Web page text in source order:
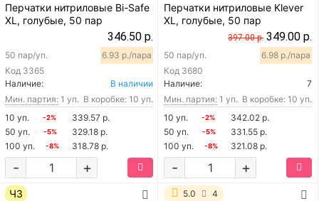
Перчатки нитриловые Bi-Safe
XL, голубые, 50 пар
346.50 р.
Код 3365
50 пар/уп. 6.93 р./пара
Наличие:
В наличии
Мин. партия: 1 уп. В коробке: 10 уп.
10 уп.
-2%
339.57 р.
50 уп.
-5%
329.18 р.
100 уп.
-8% 318.78 р.
+
-
Перчатки нитриловые Klever
XL, голубые, 50 пар
397.00 р. 349.00 р.
Код 3680
50 пар/уп. 6.98 р./пара
Наличие:
7
Мин. партия: 1 уп. В коробке: 10 уп.
10 уп.
-2%
342.02 р.
50 уп.
-5%
331.55 р.
100 уп.
-8% 321.08 р.
+
-
ЧЗ 5.0 4